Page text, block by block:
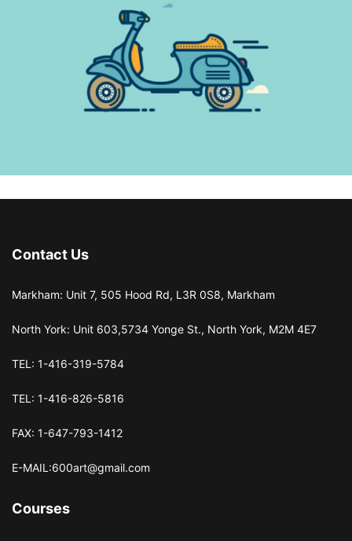
Contact Us
Markham: Unit 7, 505 Hood Rd, L3R 0S8, Markham
North York: Unit 603,5734 Yonge St., North York, M2M 4E7
TEL: 1-416-319-5784
TEL: 1-416-826-5816
FAX: 1-647-793-1412
E-MAIL:600art@gmail.com
Courses